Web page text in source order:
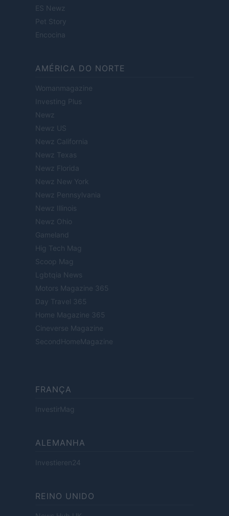
ES Newz
Pet Story
Encocina
AMÉRICA DO NORTE
Womanmagazine
Investing Plus
Newz
Newz US
Newz California
Newz Texas
Newz Florida
Newz New York
Newz Pennsylvania
Newz Illinois
Newz Ohio
Gameland
Hig Tech Mag
Scoop Mag
Lgbtqia News
Motors Magazine 365
Day Travel 365
Home Magazine 365
Cineverse Magazine
SecondHomeMagazine
FRANÇA
InvestirMag
ALEMANHA
Investieren24
REINO UNIDO